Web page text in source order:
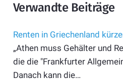
Verwandte Beiträge
Renten in Griechenland
„Athen muss Gehälter und
die die "Frankfurter
Danach kann die…